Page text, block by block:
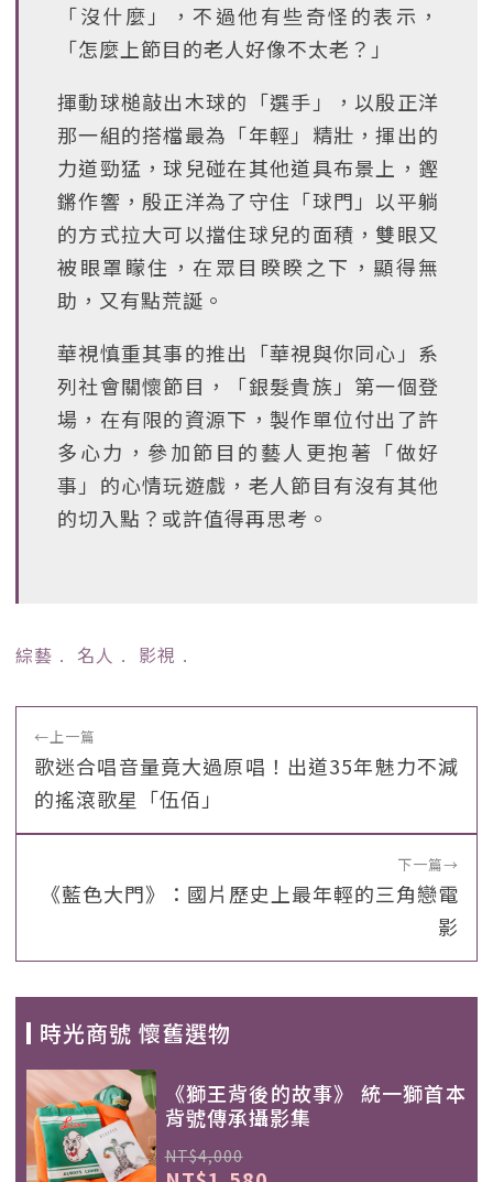
「沒什麼」，不過他有些奇怪的表示，
「怎麼上節目的老人好像不太老？」
揮動球槌敲出木球的「選手」，以殷正洋
那一組的搭檔最為「年輕」精壯，揮出的
力道勁猛，球兒碰在其他道具布景上，鏗
鏘作響，殷正洋為了守住「球門」以平躺
的方式拉大可以擋住球兒的面積，雙眼又
被眼罩矇住，在眾目睽睽之下，顯得無
助，又有點荒誕。
華視慎重其事的推出「華視與你同心」系
列社會關懷節目，「銀髮貴族」第一個登
場，在有限的資源下，製作單位付出了許
多心力，參加節目的藝人更抱著「做好
事」的心情玩遊戲，老人節目有沒有其他
的切入點？或許值得再思考。
綜藝 ﹒ 名人 ﹒ 影視 ﹒
←上一篇
歌迷合唱音量竟大過原唱！出道35年魅力不減
的搖滾歌星「伍佰」
下一篇→
《藍色大門》：國片歷史上最年輕的三角戀電
影
時光商號 懷舊選物
《獅王背後的故事》 統一獅首本
背號傳承攝影集
NT$4,000